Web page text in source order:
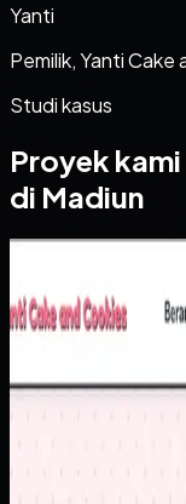
Yanti
Pemilik, Yanti Cake
Studi kasus
Proyek
di Madiun
Yanti Cake &
produk. Di saat